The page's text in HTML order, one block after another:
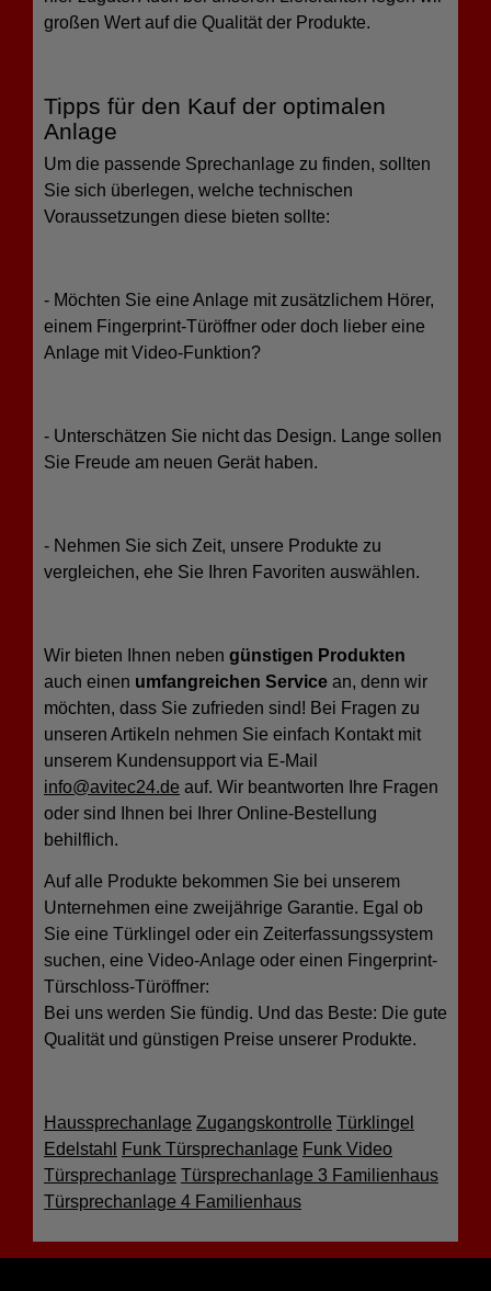
großen Wert auf die Qualität der Produkte.
Tipps für den Kauf der optimalen
Anlage
Um die passende Sprechanlage zu finden, sollten
Sie sich überlegen, welche technischen
Voraussetzungen diese bieten sollte:
- Möchten Sie eine Anlage mit zusätzlichem Hörer,
einem Fingerprint-Türöffner oder doch lieber eine
Anlage mit Video-Funktion?
- Unterschätzen Sie nicht das Design. Lange sollen
Sie Freude am neuen Gerät haben.
- Nehmen Sie sich Zeit, unsere Produkte zu
vergleichen, ehe Sie Ihren Favoriten auswählen.
Wir bieten Ihnen neben günstigen Produkten
auch einen umfangreichen Service an, denn wir
möchten, dass Sie zufrieden sind! Bei Fragen zu
unseren Artikeln nehmen Sie einfach Kontakt mit
unserem Kundensupport via E-Mail
info@avitec24.de auf. Wir beantworten Ihre Fragen
oder sind Ihnen bei Ihrer Online-Bestellung
behilflich.
Auf alle Produkte bekommen Sie bei unserem
Unternehmen eine zweijährige Garantie. Egal ob
Sie eine Türklingel oder ein Zeiterfassungssystem
suchen, eine Video-Anlage oder einen Fingerprint-
Türschloss-Türöffner:
Bei uns werden Sie fündig. Und das Beste: Die gute
Qualität und günstigen Preise unserer Produkte.
Haussprechanlage Zugangskontrolle Türklingel
Edelstahl
Funk Türsprechanlage Funk Video
Türsprechanlage Türsprechanlage 3 Familienhaus
Türsprechanlage 4 Familienhaus